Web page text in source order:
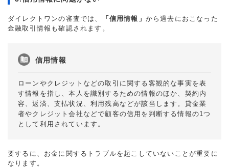
ダイレクトワンの審査では、 「信用情報」 から過去におこなった
金融取引情報も確認されます。
信用情報
ローンやクレジットなどの取引に関する客観的な事実を表
す情報を指し、本人を識別するための情報のほか、契約内
容、返済、支払状況、利用残高などが該当します。貸金業
者やクレジット会社などで顧客の信用を判断する情報の1つ
として利用されています。
要するに、お金に関するトラブルを起こしていないことが重要に
なります。